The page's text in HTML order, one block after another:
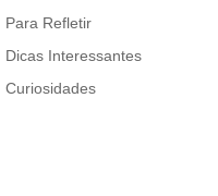
Para Refletir
Dicas Interessantes
Curiosidades